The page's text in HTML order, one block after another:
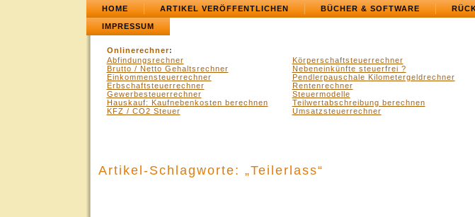
HOME ARTIKEL VERÖFFENTLICHEN BÜCHER & SOFTWARE
IMPRESSUM
Onlinerechner:
Abfindungsrechner
Brutto / Netto Gehaltsrechner
Einkommensteuerrechner
Erbschaftsteuerrechner
Gewerbesteuerrechner
Hauskauf: Kaufnebenkosten berechnen
KFZ / CO2 Steuer
Körperschaftsteuerrechner
Nebeneinkünfte steuerfrei ?
Pendlerpauschale Kilometergeldrechner
Rentenrechner
Steuermodelle
Teilwertabschreibung berechnen
Umsatzsteuerrechner
Artikel-Schlagworte: „Teilerlass“